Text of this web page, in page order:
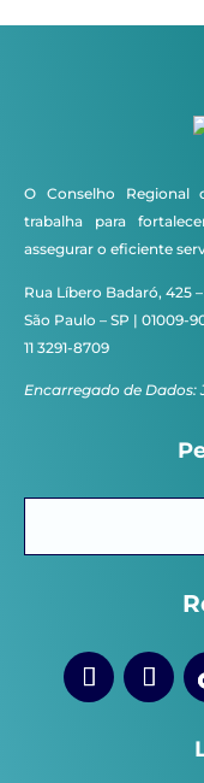
O Conselho Regional
trabalha para
assegurar o eficiente
Rua Líbero Badaró, 425
São Paulo – SP | 01009-
11 3291-8709
Encarregado de Dados: